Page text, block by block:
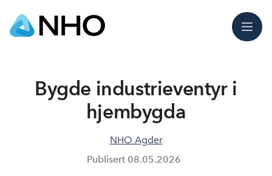
Meny
Bygde industrieventyr i
hjembygda
NHO Agder
Publisert 08.05.2026